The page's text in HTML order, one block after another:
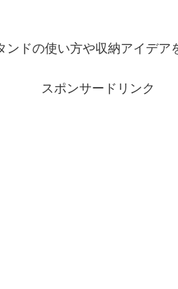
ドの使い方や収納アイデア
スポンサードリンク